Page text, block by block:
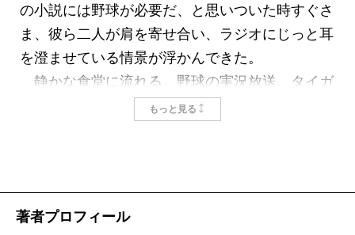
の小説には野球が必要だ、と思いついた時すぐさ
ま、彼ら二人が肩を寄せ合い、ラジオにじっと耳
を澄ませている情景が浮かんできた。
静かな食堂に流れる、野球の実況放送。タイガ
ースが得点を入れ、わき上がる歓声。顔を見合わ
事な役割を果たしてくれるに違いないと確信し
もっと見る
著者プロフィール